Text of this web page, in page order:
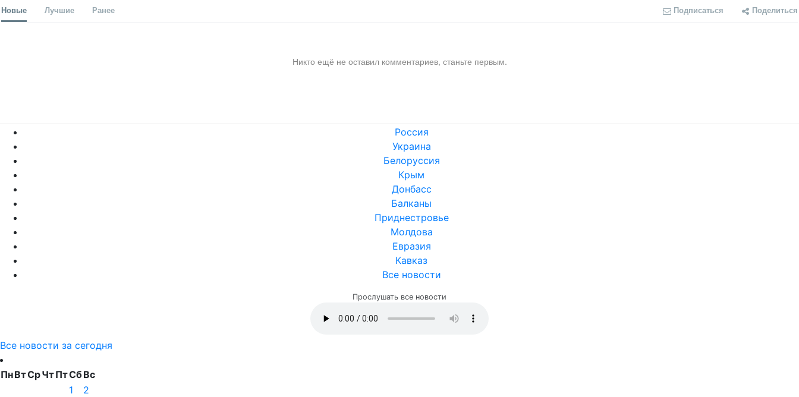
Новые Лучшие Ранее Подписаться Поделиться
Никто ещё не оставил комментариев, станьте первым.
Россия
Украина
Белоруссия
Крым
Донбасс
Балканы
Приднестровье
Молдова
Евразия
Кавказ
Все новости
Прослушать все новости
Все новости за сегодня
ПнВтСрЧтПтСбВс
1
2